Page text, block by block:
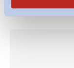
27 Luglio 2026